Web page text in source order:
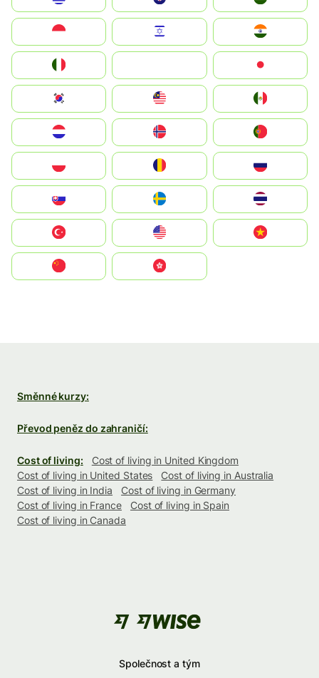
South Korea
United States
中國香港特別行政區
Směnné kurzy:
Převod peněz do zahraničí:
Cost of living:
Cost of living in United Kingdom
Cost of living in United States
Cost of living in Australia
Cost of living in India
Cost of living in Germany
Cost of living in France
Cost of living in Spain
Cost of living in Canada
Společnost a tým